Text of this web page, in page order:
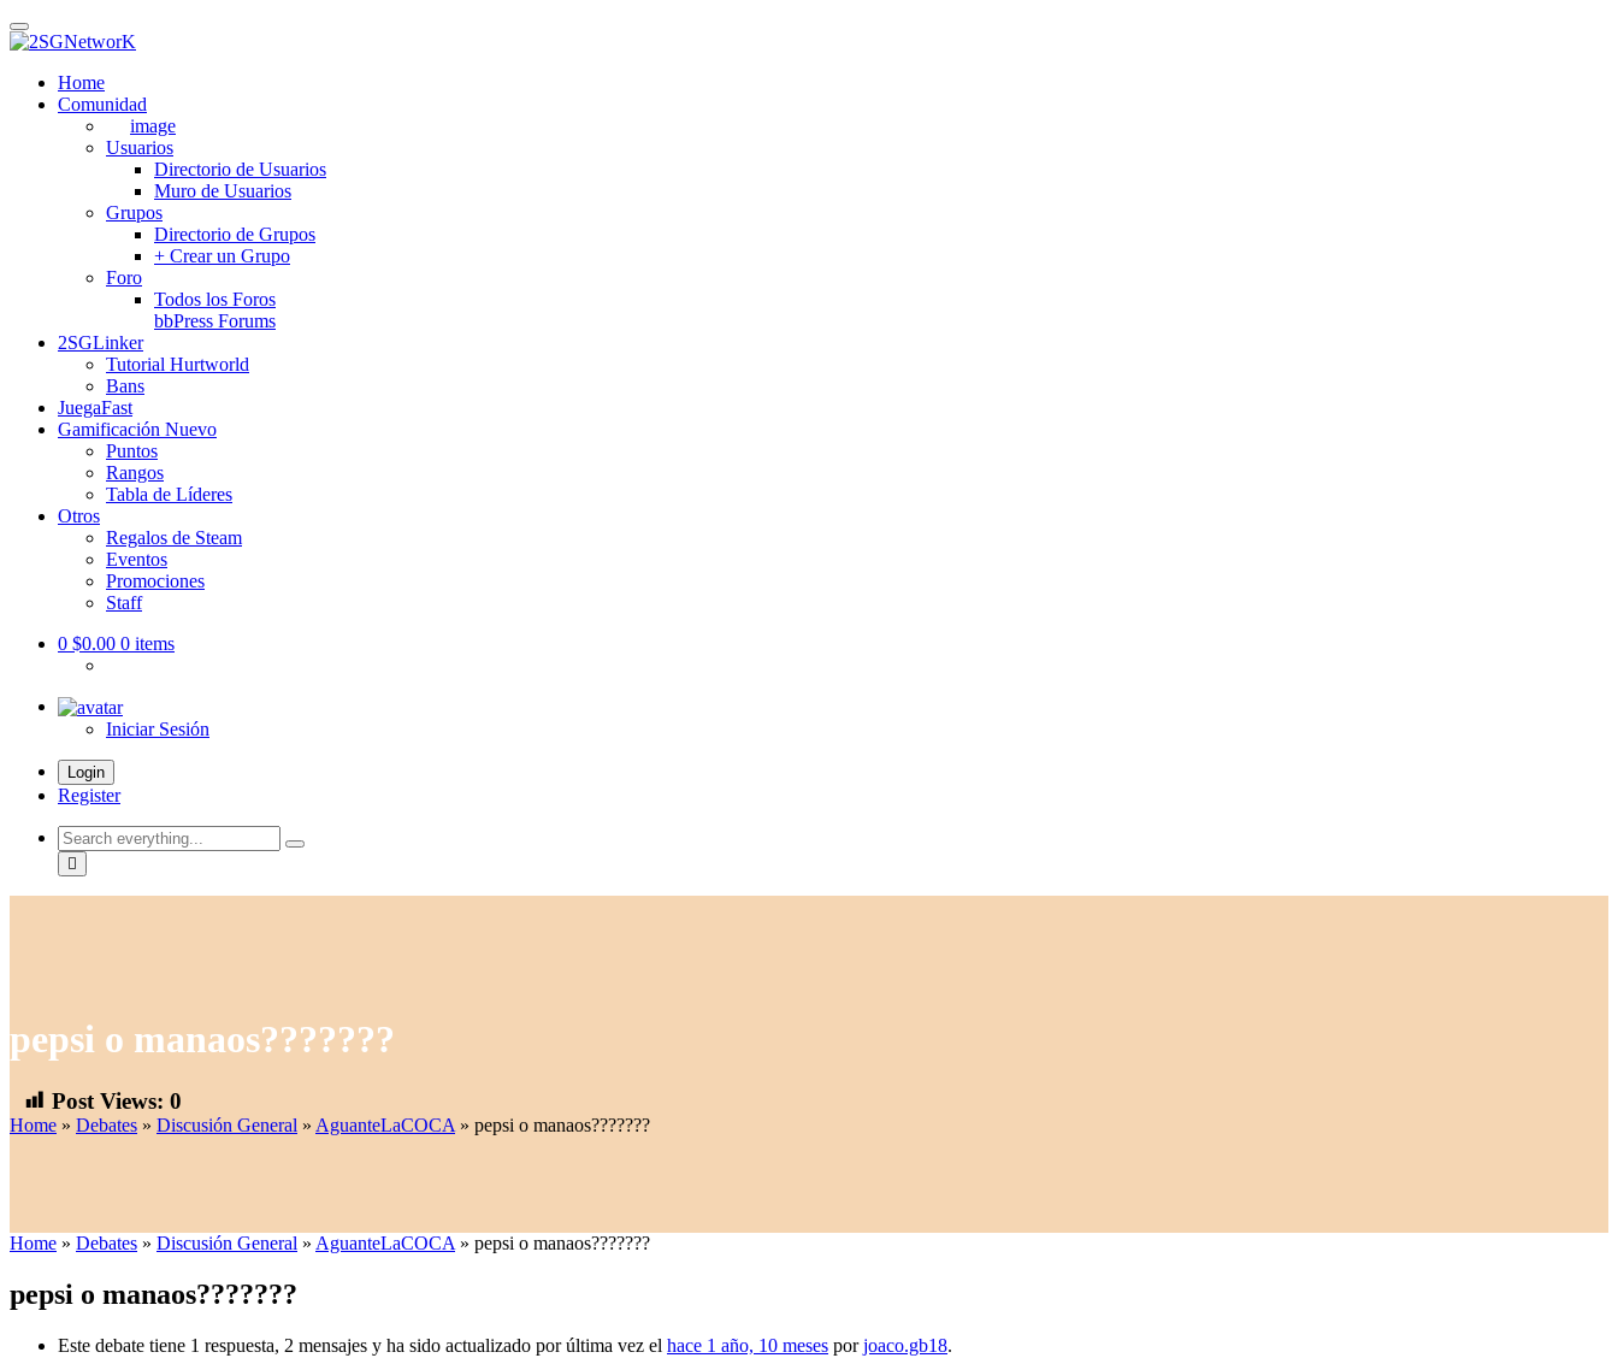
Skip
to
contentHome
Comunidad
image
Usuarios
Directorio de Usuarios
Muro de Usuarios
Grupos
Directorio de Grupos
+ Crear un Grupo
Foro
Todos los Foros
bbPress Forums
2SGLinker
Tutorial Hurtworld
Bans
JuegaFast
Gamificación Nuevo
Puntos
Rangos
Tabla de Líderes
Otros
Regalos de Steam
Eventos
Promociones
Staff
0 $0.00 0 items
Iniciar Sesión
Login
Register
Search
everything...
pepsi o manaos???????
Post Views: 0
Home » Debates » Discusión General » AguanteLaCOCA » pepsi o manaos???????
Home » Debates » Discusión General » AguanteLaCOCA » pepsi o manaos???????
pepsi o manaos???????
Este debate tiene 1 respuesta, 2 mensajes y ha sido actualizado por última vez el hace 1 año, 10 meses porjoaco.gb18.